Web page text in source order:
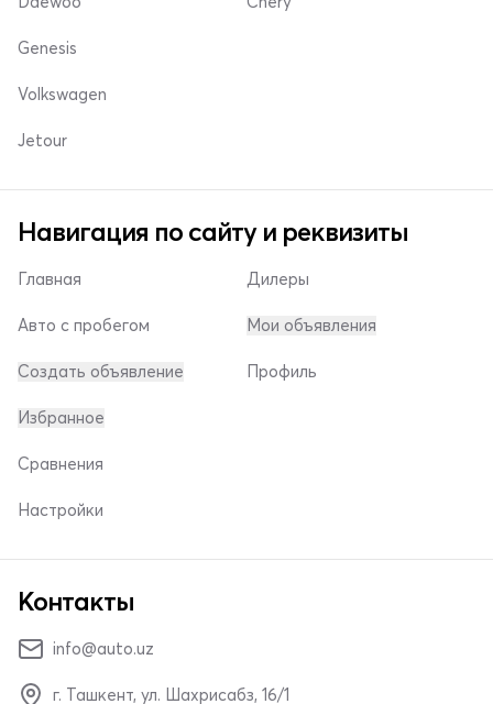
Genesis
Volkswagen
Jetour
Навигация по сайту и реквизиты
Главная
Авто с пробегом
Создать объявление
Дилеры
Мои объявления
Профиль
Избранное
Сравнения
Настройки
Контакты
info@auto.uz
г. Ташкент, ул. Шахрисабз, 16/1